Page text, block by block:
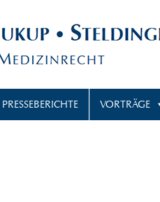
PRESSEBERICHTE VORTRÄGE